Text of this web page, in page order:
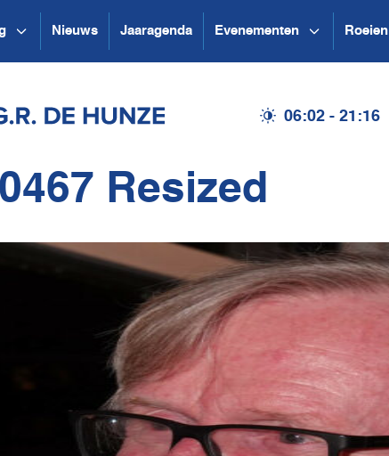
Nieuws Jaaragenda Evenementen Roeien
06:02 - 21:16
Resized